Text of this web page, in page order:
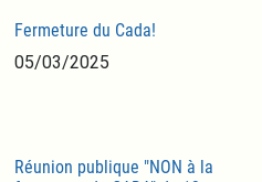
Fermeture du Cada!
05/03/2025
Réunion publique "NON à la